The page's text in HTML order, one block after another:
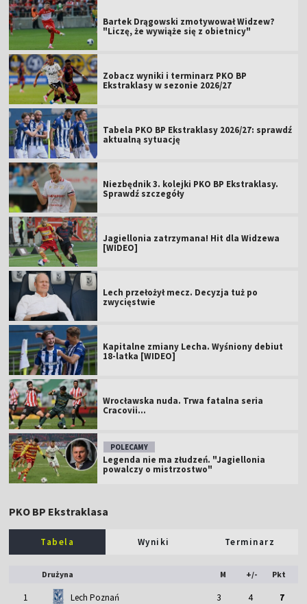
Bartek Drągowski zmotywował Widzew?
"Liczę, że wywiąże się z obietnicy"
Zobacz wyniki i terminarz PKO BP
Ekstraklasy w sezonie 2026/27
Tabela PKO BP Ekstraklasy 2026/27: sprawdź
aktualną sytuację
Niezbędnik 3. kolejki PKO BP Ekstraklasy.
Sprawdź szczegóły
Jagiellonia zatrzymana! Hit dla Widzewa
[WIDEO]
Lech przełożył mecz. Decyzja tuż po
zwycięstwie
Kapitalne zmiany Lecha. Wyśniony debiut
18-latka [WIDEO]
Wrocławska nuda. Trwa fatalna seria
Cracovii...
POLECAMY
Legenda nie ma złudzeń. "Jagiellonia
powalczy o mistrzostwo"
PKO BP Ekstraklasa
Tabela Wyniki Terminarz
Drużyna M +/- Pkt
1 Lech Poznań 3 4 7